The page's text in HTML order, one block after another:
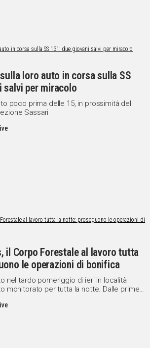
loro auto in corsa sulla SS
salvi per miracolo
poco prima delle 15, in prossimità del
Sassari
il Corpo Forestale al lavoro tutta
le operazioni di bonifica
nel tardo pomeriggio di ieri in località
monitorato per tutta la notte. Dalle prime
sono riprese le operazioni di bonifica